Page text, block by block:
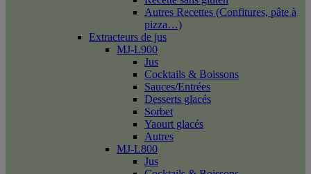
Autres Recettes (Confitures, pâte à
pizza…)
Extracteurs de jus
MJ-L900
Jus
Cocktails & Boissons
Sauces/Entrées
Desserts glacés
Sorbet
Yaourt glacés
Autres
MJ-L800
Jus